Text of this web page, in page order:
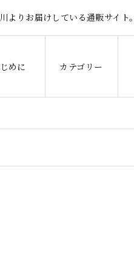
よりお届けしている通販サイト。
めに カテゴリー